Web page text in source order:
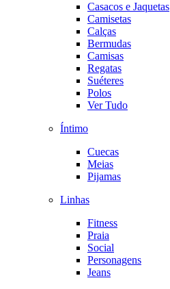
Casacos e Jaquetas
Camisetas
Calças
Bermudas
Camisas
Regatas
Suéteres
Polos
Ver Tudo
Íntimo
Cuecas
Meias
Pijamas
Linhas
Fitness
Praia
Social
Personagens
Jeans